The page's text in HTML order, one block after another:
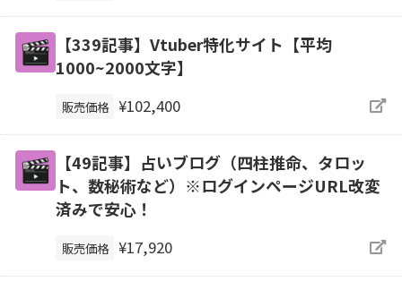
【339記事】Vtuber特化サイト【平均
1000~2000文字】
販売価格 ¥102,400
【49記事】占いブログ（四柱推命、タロッ
ト、数秘術など）※ログインページURL改変
済みで安心！
販売価格 ¥17,920